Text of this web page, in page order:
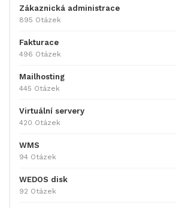
Zákaznická administrace
895 Otázek
Fakturace
496 Otázek
Mailhosting
445 Otázek
Virtuální servery
420 Otázek
WMS
94 Otázek
WEDOS disk
92 Otázek